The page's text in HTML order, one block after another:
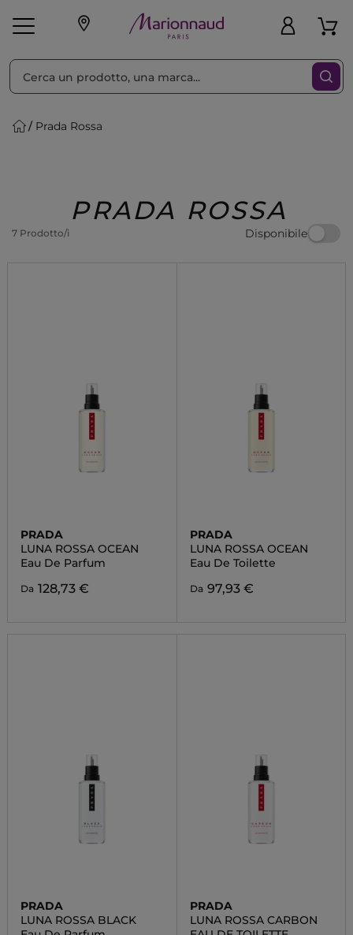
Make-up
Regalo
Prada Rossa
PRADA ROSSA
7 Prodotto/i Disponibile
Ordina per Filtra
PRADA
LUNA ROSSA OCEAN
Eau De Parfum
Da 128,73 €
PRADA
LUNA ROSSA OCEAN
Eau De Toilette
Da 97,93 €
PRADA
LUNA ROSSA BLACK
PRADA
LUNA ROSSA CARBON